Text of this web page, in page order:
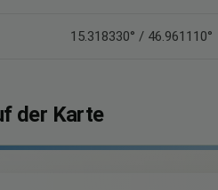
15.318330° / 46.961110°
der Karte